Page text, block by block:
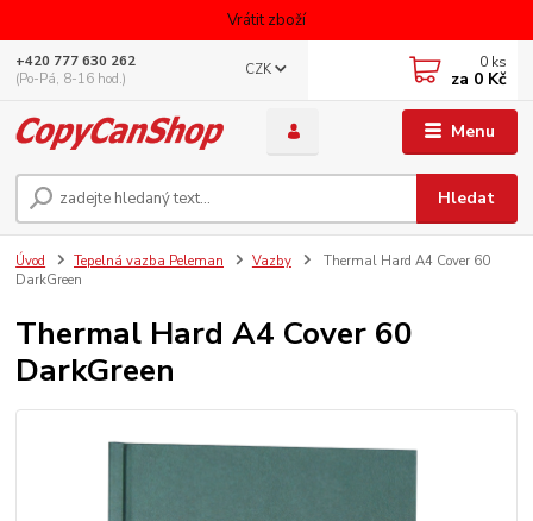
Vrátit zboží
Menu
CZK
Hledat
+420 777 630 262
(Po-Pá, 8-16 hod.)
0 ks
za 0 Kč
Úvod Tepelná vazba Peleman Vazby
Thermal Hard A4 Cover 60
DarkGreen
Thermal Hard A4 Cover 60
DarkGreen